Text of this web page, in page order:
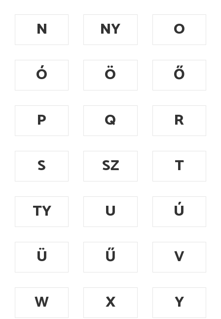
N NY
O
Ó
Ö
Ő
P
Q
R
S
SZ
T
TY
U
Ú
Ü
Ű
V
W
X
Y